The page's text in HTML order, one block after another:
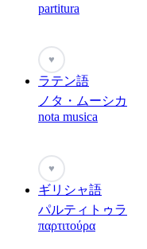
partitura
♥
ラテン語
ノタ・ムーシカ
nota musica
♥
ギリシャ語
パルティトゥラ
παρτιτούρα